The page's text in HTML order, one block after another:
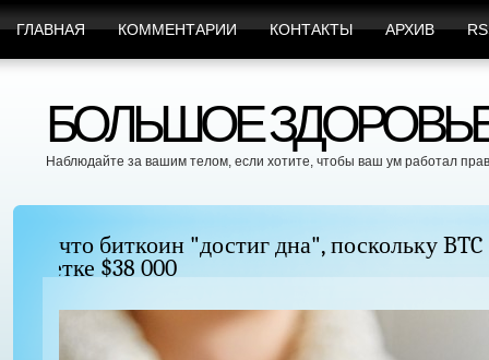
ГЛАВНАЯ КОММЕНТАРИИ КОНТАКТЫ АРХИВ
БОЛЬШОЕ
Наблюдайте за вашим телом, если хотите, чтобы ваш ум работал
Можно ли увеличить грудь без
придать ей форму?